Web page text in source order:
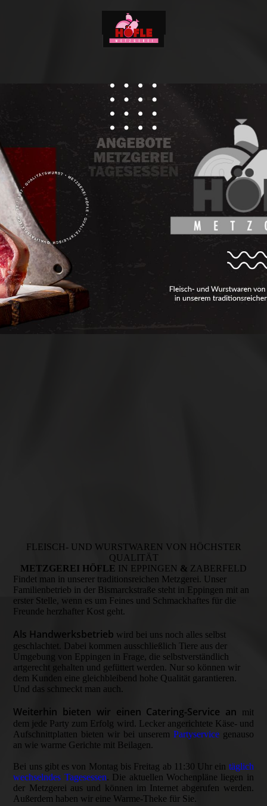
FLEISCH- UND WURSTWAREN VON HÖCHSTER
QUALITÄT
METZGEREI HÖFLE IN EPPINGEN & ZABERFELD
Findet man in unserer traditionsreichen Metzgerei. Unser
Familienbetrieb in der Bismarckstraße steht in Eppingen mit an
erster Stelle, wenn es um Feines und Schmackhaftes für die
Freunde herzhafter Kost geht.
Als Handwerksbetrieb wird bei uns noch alles selbst
geschlachtet. Dabei kommen ausschließlich Tiere aus der
Umgebung von Eppingen in Frage, die selbstverständlich
artgerecht gehalten und gefüttert werden. Nur so können wir
dem Kunden eine gleichbleibend hohe Qualität garantieren.
Und das schmeckt man auch.
Weiterhin bieten wir einen Catering-Service an mit
dem jede Party zum Erfolg wird. Lecker angerichtete Käse- und
Aufschnittplatten bieten wir bei unserem Partyservicegenauso
an wie warme Gerichte mit Beilagen.
Bei uns gibt es von Montag bis Freitag ab 11:30 Uhr ein täglich
wechselndes Tagesessen. Die aktuellen Wochenpläne liegen in
der Metzgerei aus und können im Internet abgerufen werden.
Außerdem haben wir eine Warme-Theke für Sie.